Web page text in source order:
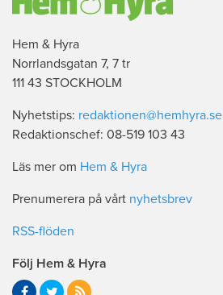
Hem & Hyra
Norrlandsgatan 7, 7 tr
111 43 STOCKHOLM
Nyhetstips: redaktionen@hemhyra.se
Redaktionschef: 08-519 103 43
Läs mer om Hem & Hyra
Prenumerera på vårt nyhetsbrev
RSS-flöden
Följ Hem & Hyra